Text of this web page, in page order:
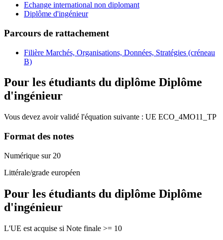
Echange international non diplomant
Diplôme d'ingénieur
Parcours de rattachement
Filière Marchés, Organisations, Données, Stratégies (créneau
B)
Pour les étudiants du diplôme Diplôme
d'ingénieur
Vous devez avoir validé l'équation suivante : UE ECO_4MO11_TP
Format des notes
Numérique sur 20
Littérale/grade européen
Pour les étudiants du diplôme Diplôme
d'ingénieur
L'UE est acquise si Note finale >= 10